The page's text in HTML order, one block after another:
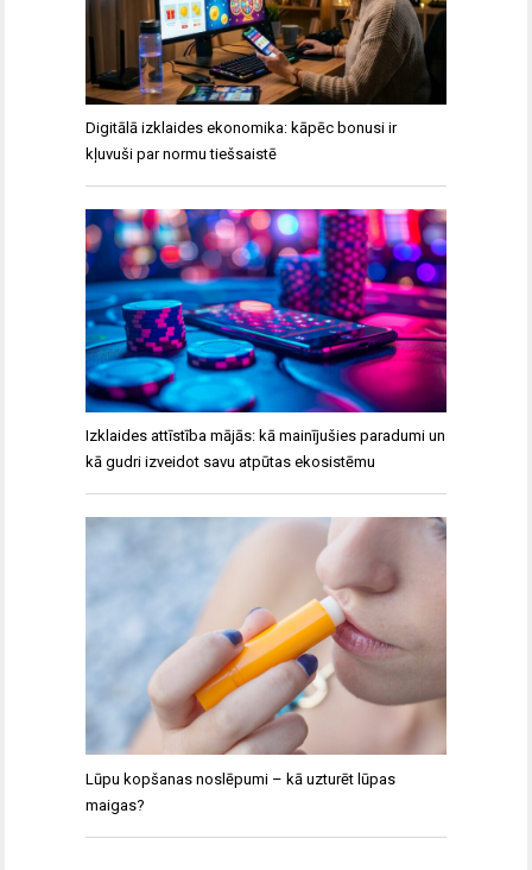
Digitālā izklaides ekonomika: kāpēc bonusi ir
kļuvuši par normu tiešsaistē
Izklaides attīstība mājās: kā mainījušies paradumi un
kā gudri izveidot savu atpūtas ekosistēmu
Lūpu kopšanas noslēpumi – kā uzturēt lūpas
maigas?